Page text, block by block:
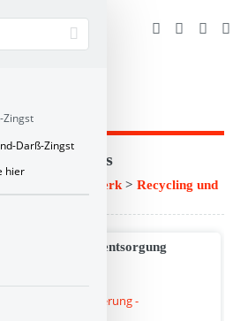
Verzeichnis
und Handwerk> Recycling und
- Asbestentsorgung
Zingst
hier